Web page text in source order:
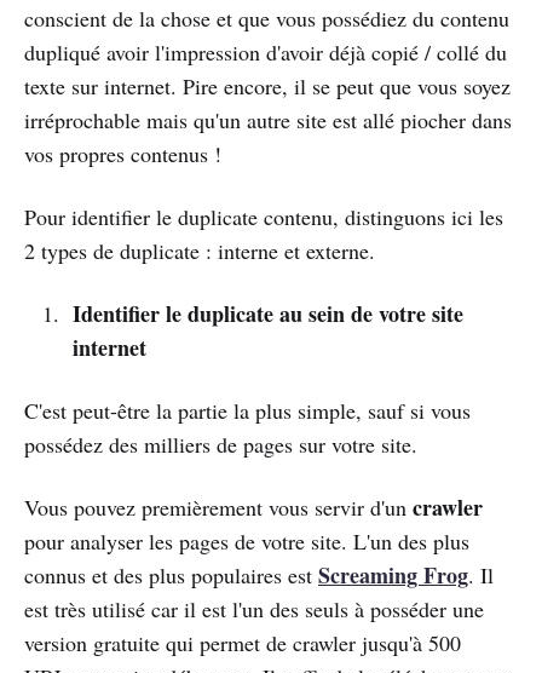
conscient de la chose et que vous possédiez du contenu
dupliqué avoir l'impression d'avoir déjà copié / collé du
texte sur internet. Pire encore, il se peut que vous soyez
irréprochable mais qu'un autre site est allé piocher dans
vos propres contenus !
Pour identifier le duplicate contenu, distinguons ici les
2 types de duplicate : interne et externe.
Identifier le duplicate au sein de votre site
internet
C'est peut-être la partie la plus simple, sauf si vous
possédez des milliers de pages sur votre site.
Vous pouvez premièrement vous servir d'un crawler
pour analyser les pages de votre site. L'un des plus
connus et des plus populaires est Screaming Frog. Il
est très utilisé car il est l'un des seuls à posséder une
version gratuite qui permet de crawler jusqu'à 500